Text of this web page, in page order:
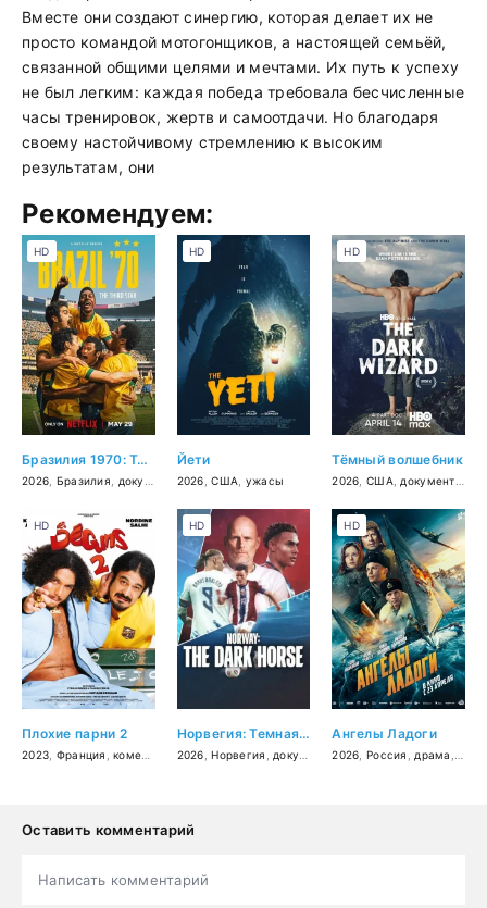
Вместе они создают синергию, которая делает их не
просто командой мотогонщиков, а настоящей семьёй,
связанной общими целями и мечтами. Их путь к успеху
не был легким: каждая победа требовала бесчисленные
часы тренировок, жертв и самоотдачи. Но благодаря
своему настойчивому стремлению к высоким
результатам, они
Рекомендуем:
Бразилия 1970: Третья звезда
2026 Бразилия документальный ,спорт
HD
Йети
2026 ,США ужасы
HD
Тёмный волшебник
2026 США документальный
HD
Плохие парни 2
2023 Франция ,комедия
HD
Норвегия: Темная лошадка
2026 ,Норвегия документальный ,спорт
HD
Ангелы Ладоги
2026 Россия драма
HD
Оставить комментарий
Написать комментарий